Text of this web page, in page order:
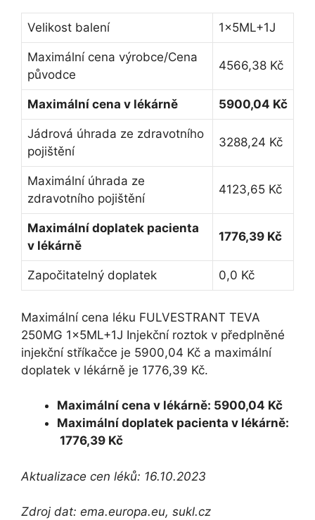
Velikost balení 1x5ML+1J
Maximální cena výrobce/Cena
původce
4566,38 Kč
Maximální cena v lékárně 5900,04 Kč
Jádrová úhrada ze zdravotního
pojištění
3288,24 Kč
Maximální úhrada ze
zdravotního pojištění
4123,65 Kč
Maximální doplatek pacienta
v lékárně
1776,39 Kč
Započitatelný doplatek 0,0 Kč
Maximální cena léku FULVESTRANT TEVA
250MG 1x5ML+1J Injekční roztok v předplněné
injekční stříkačce je 5900,04 Kč a maximální
doplatek v lékárně je 1776,39 Kč.
Maximální cena v lékárně: 5900,04 Kč
Maximální doplatek pacienta v lékárně:
1776,39 Kč
Aktualizace cen léků: 16.10.2023
Zdroj dat: ema.europa.eu, sukl.cz